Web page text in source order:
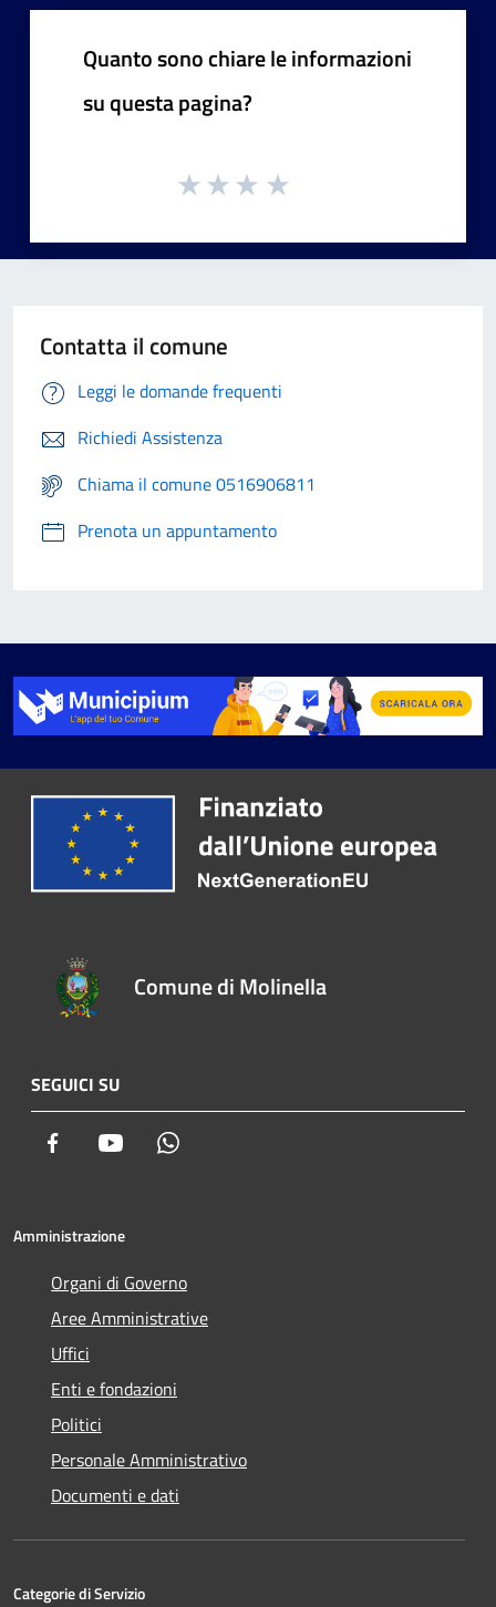
Quanto sono chiare le informazioni
su questa pagina?
Contatta il comune
Leggi le domande frequenti
Richiedi Assistenza
Chiama il comune 0516906811
Prenota un appuntamento
Comune di Molinella
SEGUICI SU
Facebook Youtube
Amministrazione
Organi di Governo
Aree Amministrative
Uffici
Enti e fondazioni
Politici
Personale Amministrativo
Documenti e dati
Categorie di Servizio